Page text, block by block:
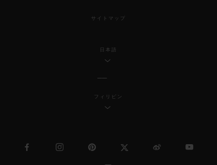
サイトマップ
日本語
フィリピン